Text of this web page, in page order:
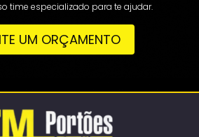
time especializado para te ajudar.
UM ORÇAMENTO